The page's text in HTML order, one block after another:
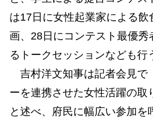
は17日に女性起業家による飲
画、28日にコンテスト最優秀
るトークセッションなども行
吉村洋文知事は記者会見で
ーを連携させた女性活躍の取
と述べ、府民に幅広い参加を